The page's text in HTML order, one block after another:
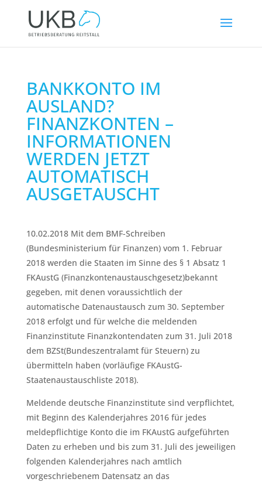
BANKKONTO IM
AUSLAND?
FINANZKONTEN –
INFORMATIONEN
WERDEN JETZT
AUTOMATISCH
AUSGETAUSCHT
10.02.2018 Mit dem BMF-Schreiben
(Bundesministerium für Finanzen) vom 1. Februar
2018 werden die Staaten im Sinne des § 1 Absatz 1
FKAustG (Finanzkontenaustauschgesetz)bekannt
gegeben, mit denen voraussichtlich der
automatische Datenaustausch zum 30. September
2018 erfolgt und für welche die meldenden
Finanzinstitute Finanzkontendaten zum 31. Juli 2018
dem BZSt(Bundeszentralamt für Steuern) zu
übermitteln haben (vorläufige FKAustG-
Staatenaustauschliste 2018).
Meldende deutsche Finanzinstitute sind verpflichtet,
mit Beginn des Kalenderjahres 2016 für jedes
meldepflichtige Konto die im FKAustG aufgeführten
Daten zu erheben und bis zum 31. Juli des jeweiligen
folgenden Kalenderjahres nach amtlich
vorgeschriebenem Datensatz an das